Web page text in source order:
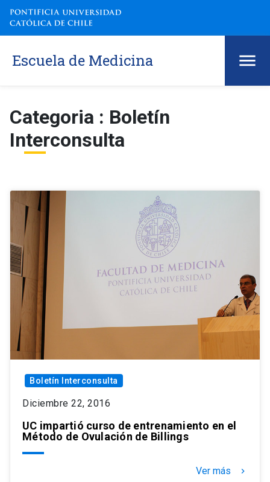
Escuela de Medicina
Categoria : Boletín
Interconsulta
Boletín Interconsulta
Diciembre 22, 2016
UC impartió curso de entrenamiento en el
Método de Ovulación de Billings
Ver más keyboard_arrow_right